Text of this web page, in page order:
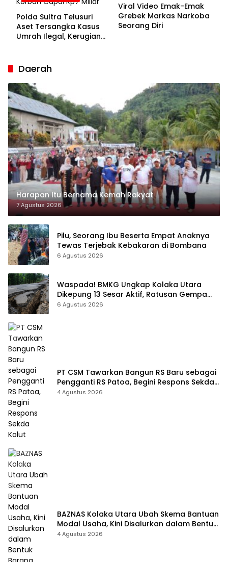
Polda Sultra Telusuri
Aset Tersangka Kasus
Umrah Ilegal, Kerugian
Viral Video Emak-Emak
Grebek Markas Narkoba
Seorang Diri
Daerah
Harapan Itu Bernama Kemah Rakyat
7 Agustus 2026
Pilu, Seorang Ibu Beserta Empat Anaknya
Tewas Terjebak Kebakaran di Bombana
6 Agustus 2026
Waspada! BMKG Ungkap Kolaka Utara
Dikepung 13 Sesar Aktif, Ratusan Gempa
Sudah Terekam
6 Agustus 2026
PT CSM Tawarkan Bangun RS Baru sebagai
Pengganti RS Patoa, Begini Respons Sekda
Kolut
4 Agustus 2026
BAZNAS Kolaka Utara Ubah Skema Bantuan
Modal Usaha, Kini Disalurkan dalam Bentuk
Barang Senilai Rp419,5 Juta
4 Agustus 2026